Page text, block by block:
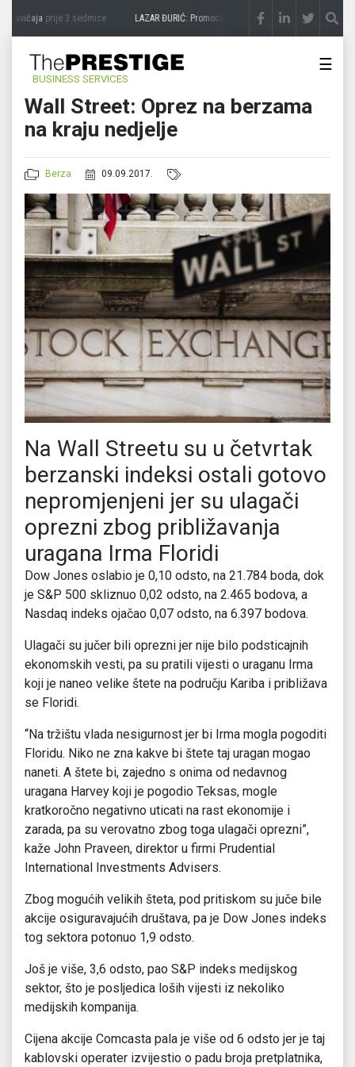
zavičajaprije 3 sedmice LAZAR ĐURIĆ: Promocija potencijal pretvara u destinaciju
BUSINESS SERVICES
☰
Wall Street: Oprez na berzama
na kraju nedjelje
Berza 09.09.2017.
Na Wall Streetu su u četvrtak
berzanski indeksi ostali gotovo
nepromjenjeni jer su ulagači
oprezni zbog približavanja
uragana Irma Floridi
Dow Jones oslabio je 0,10 odsto, na 21.784 boda, dok
je S&P 500 skliznuo 0,02 odsto, na 2.465 bodova, a
Nasdaq indeks ojačao 0,07 odsto, na 6.397 bodova.
Ulagači su jučer bili oprezni jer nije bilo podsticajnih
ekonomskih vesti, pa su pratili vijesti o uraganu Irma
koji je naneo velike štete na području Kariba i približava
se Floridi.
“Na tržištu vlada nesigurnost jer bi Irma mogla pogoditi
Floridu. Niko ne zna kakve bi štete taj uragan mogao
naneti. A štete bi, zajedno s onima od nedavnog
uragana Harvey koji je pogodio Teksas, mogle
kratkoročno negativno uticati na rast ekonomije i
zarada, pa su verovatno zbog toga ulagači oprezni”,
kaže John Praveen, direktor u firmi Prudential
International Investments Advisers.
Zbog mogućih velikih šteta, pod pritiskom su juče bile
akcije osiguravajućih društava, pa je Dow Jones indeks
tog sektora potonuo 1,9 odsto.
Još je više, 3,6 odsto, pao S&P indeks medijskog
sektor, što je posljedica loših vijesti iz nekoliko
medijskih kompanija.
Cijena akcije Comcasta pala je više od 6 odsto jer je taj
kablovski operater izvijestio o padu broja pretplatnika,